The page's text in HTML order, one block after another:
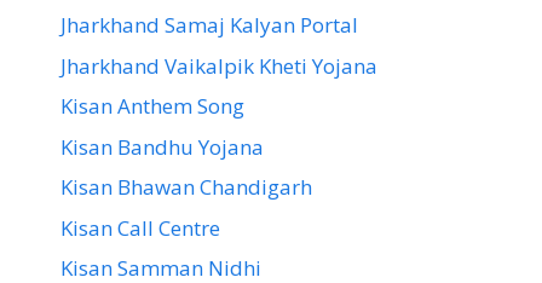
Jharkhand Samaj Kalyan Portal
Jharkhand Vaikalpik Kheti Yojana
Kisan Anthem Song
Kisan Bandhu Yojana
Kisan Bhawan Chandigarh
Kisan Call Centre
Kisan Samman Nidhi